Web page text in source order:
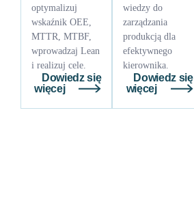
optymalizuj
wskaźnik OEE,
MTTR, MTBF,
wprowadzaj Lean
i realizuj cele.
Dowiedz się
więcej
wiedzy do
zarządzania
produkcją dla
efektywnego
kierownika.
Dowiedz się
więcej